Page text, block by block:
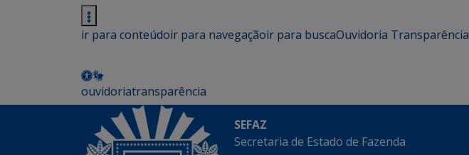
ir para conteúdoir para navegaçãoir para buscaOuvidoria Transparência
ouvidoriatransparência
SEFAZ
Secretaria de Estado de Fazenda